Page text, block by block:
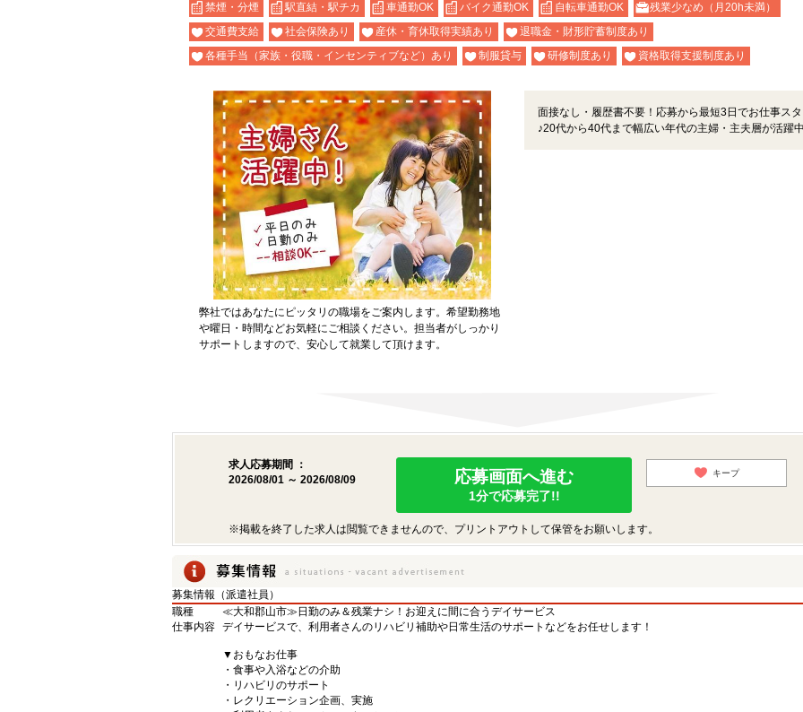
禁煙・分煙
駅直結・駅チカ 車通勤OK バイク通勤OK 自転車通勤OK
残業少なめ（月20h未満）
交通費支給
社会保険あり 産休・育休取得実績あり
退職金・財形貯蓄制度あり
各種手当（家族・役職・インセンティブなど）あり
制服貸与 研修制度あり 資格取得支援制度あり
弊社ではあなたにピッタリの職場をご案内します。希望勤務地
や曜日・時間などお気軽にご相談ください。担当者がしっかり
サポートしますので、安心して就業して頂けます。
面接なし・履歴書不要！応募から最短3日でお仕事スタ
♪20代から40代まで幅広い年代の主婦・主夫層が活躍中
求人応募期間 ：
2026/08/01 ～ 2026/08/09
応募画面へ進む
1分で応募完了!!
キープ
※掲載を終了した求人は閲覧できませんので、プリントアウトして保管をお願いします。
募集情報（派遣社員）
職種
≪大和郡山市≫日勤のみ＆残業ナシ！お迎えに間に合うデイサービス
仕事内容 デイサービスで、利用者さんのリハビリ補助や日常生活のサポートなどをお任せします！
▼おもなお仕事
・食事や入浴などの介助
・リハビリのサポート
・レクリエーション企画、実施